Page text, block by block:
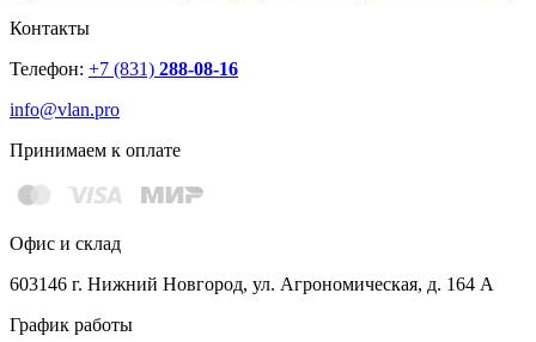
Контакты
Телефон: +7 (831) 288-08-16
info@vlan.pro
Принимаем к оплате
Офис и склад
603146 г. Нижний Новгород, ул. Агрономическая, д. 164 А
График работы